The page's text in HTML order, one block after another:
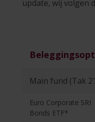
update, wij volgen
Main fund (Tak
Euro Corporate SRI
Bonds ETF*